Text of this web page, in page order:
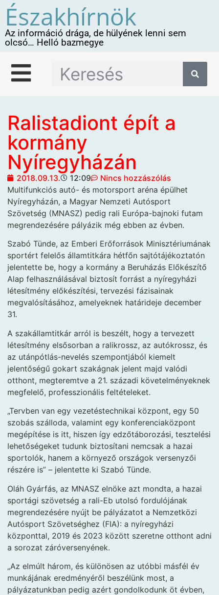
Északhírnök
Az információ drága, de hülyének lenni sem
olcsó… Helló bazmegye
Ralistadiont épít a
kormány
Nyíregyházán
2018.09.13. 12:09
Nincs hozzászólás
Multifunkciós autó- és motorsport aréna épülhet
Nyíregyházán, a Magyar Nemzeti Autósport
Szövetség (MNASZ) pedig rali Európa-bajnoki futam
megrendezésére pályázik még ebben az évben.
Szabó Tünde, az Emberi Erőforrások Minisztériumának
sportért felelős államtitkára hétfőn sajtótájékoztatón
jelentette be, hogy a kormány a Beruházás Előkészítő
Alap felhasználásával biztosít forrást a nyíregyházi
létesítmény előkészítési, tervezési fázisainak
megvalósításához, amelyeknek határideje december
31.
A szakállamtitkár arról is beszélt, hogy a tervezett
létesítmény elsősorban a ralikrossz, az autókrossz, és
az utánpótlás-nevelés szempontjából kiemelt
jelentőségű gokart szakágnak jelent majd valódi
otthont, megteremtve a 21. századi követelményeknek
megfelelő, professzionális feltételeket.
„Tervben van egy vezetéstechnikai központ, egy 50
szobás szálloda, valamint egy konferenciaközpont
megépítése is itt, hiszen így edzőtáborozási, tesztelési
lehetőségeket tudunk biztosítani nemcsak a hazai
sportolók, hanem a környező országok versenyzői
részére is” – jelentette ki Szabó Tünde.
Oláh Gyárfás, az MNASZ elnöke azt mondta, a hazai
sportági szövetség a rali-Eb utolsó fordulójának
megrendezésére nyújt be pályázatot a Nemzetközi
Autósport Szövetséghez (FIA): a nyíregyházi
központtal, 2019 és 2023 között szeretne otthont adni
a sorozat záróversenyének.
„Az elmúlt három, és különösen az utóbbi másfél év
munkájának eredményéről beszélünk most, a
pályázatunkban pedig azért gondolkodunk öt évben,